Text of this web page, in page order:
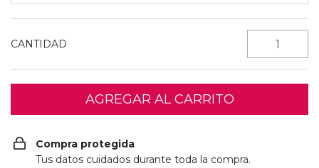
CANTIDAD
Compra protegida
Tus datos cuidados durante toda la compra.